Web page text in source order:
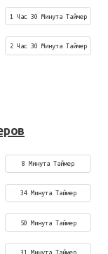
1 Час 30 Минута Таймер
2 Час 30 Минута Таймер
8 Минута Таймер
34 Минута Таймер
50 Минута Таймер
31 Минута Таймер